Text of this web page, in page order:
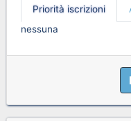
Priorità iscrizioni
nessuna